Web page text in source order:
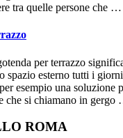
tra quelle persone che …
per terrazzo
spazio esterno tutti i
esempio una soluzione
che si chiamano in gergo
ROMA